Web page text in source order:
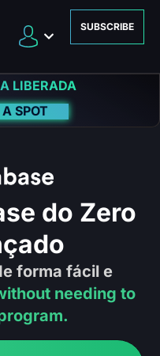
SUBSCRIBE
LIBERADA
SPOT
do Zero
forma fácil e
needing to